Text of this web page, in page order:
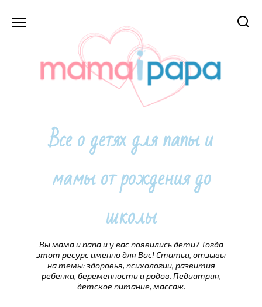
Все о детях для папы и
мамы от рождения до
школы
Вы мама и папа и у вас появились дети? Тогда
этот ресурс именно для Вас! Статьи, отзывы
на темы: здоровья, психологии, развития
ребенка, беременности и родов. Педиатрия,
детское питание, массаж.